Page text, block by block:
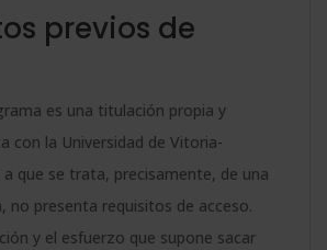
previos de
es una titulación propia y
con la Universidad de Vitoria-
que se trata, precisamente, de una
no presenta requisitos de acceso.
y el esfuerzo que supone sacar